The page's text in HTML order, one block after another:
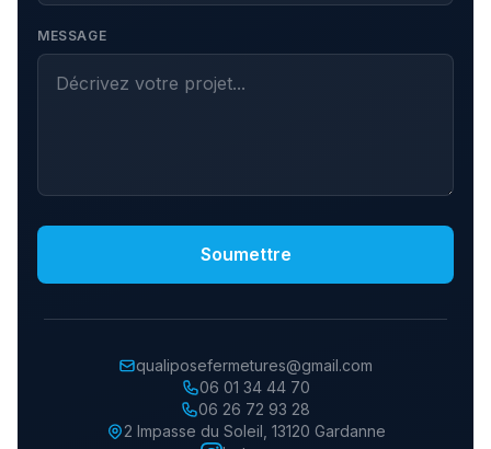
MESSAGE
Soumettre
qualiposefermetures@gmail.com
06 01 34 44 70
06 26 72 93 28
2 Impasse du Soleil 13120 Gardanne